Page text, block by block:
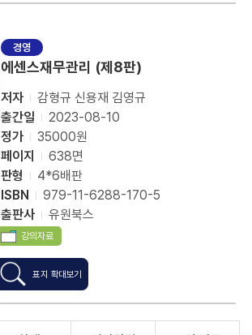
경영
에센스재무관리 (제8판)
저자
감형규 신용재 김영규
출간일
2023-08-10
정가
35000원
페이지
638면
판형
4*6배판
ISBN
979-11-6288-170-5
출판사
유원북스
강의자료
표지 확대보기